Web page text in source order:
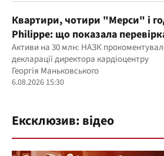
Квартири, чотири "Мерси" і
Philippe: що показала
керівника дитячого
Маньковського і що каже НАЗК?
Активи на 30 млн: НАЗК
декларації директора кардіоцентру
Георгія Маньковського
6.08.2026 15:30
Ексклюзив: відео